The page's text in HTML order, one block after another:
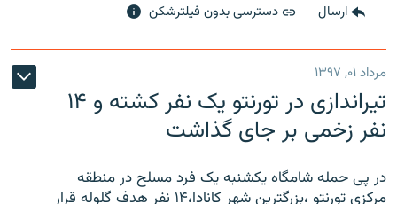
ارسال دسترسی بدون فیلترشکن
مرداد ۰۱, ۱۳۹۷
تیراندازی در تورنتو یک نفر کشته و ۱۴
نفر زخمی بر جای گذاشت
در پی حمله شامگاه یکشنبه یک فرد مسلح در منطقه
مرکزی تورنتو ،‌بزرگترین شهر کانادا،۱۴ نفر هدف گلوله قرار